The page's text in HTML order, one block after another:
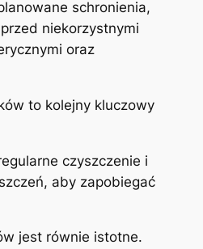
schronienia,
niekorzystnymi
oraz
to kolejny kluczowy
czyszczenie i
aby zapobiegać
jest równie istotne.